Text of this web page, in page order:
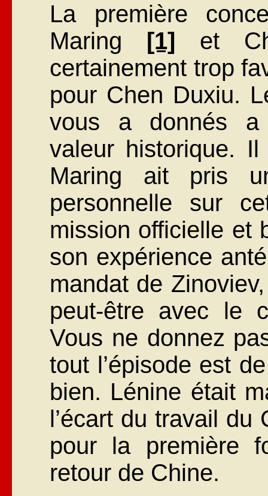
La première
Maring
[1]
et
certainement trop
pour Chen Duxiu.
vous a donnés a
valeur historique.
Maring ait pris
personnelle sur
mission officielle et
son expérience
mandat de
peut-être avec le
Vous ne donnez
tout l’épisode est
bien. Lénine était
l’écart du travail
pour la première
retour de Chine.